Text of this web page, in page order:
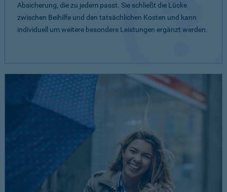
Absicherung, die zu jedem passt. Sie schließt die Lücke
zwischen Beihilfe und den tatsächlichen Kosten und kann
individuell um weitere besondere Leistungen ergänzt werden.